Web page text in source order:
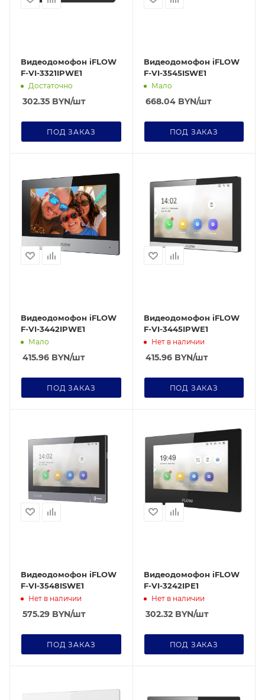
Видеодомофон iFLOW
F-VI-3321IPWE1
Достаточно
302.35 BYN/шт
ПОД ЗАКАЗ
Видеодомофон iFLOW
F-VI-3545ISWE1
Мало
668.04BYN/шт
ПОД ЗАКАЗ
Видеодомофон iFLOW
F-VI-3442IPWE1
Мало
415.96 BYN/шт
ПОД ЗАКАЗ
Видеодомофон iFLOW
F-VI-3445IPWE1
Нет в наличии
415.96BYN/шт
ПОД ЗАКАЗ
Видеодомофон iFLOW
F-VI-3548ISWE1
Нет в наличии
575.29 BYN/шт
ПОД ЗАКАЗ
Видеодомофон iFLOW
F-VI-3242IPE1
Нет в наличии
302.32BYN/шт
ПОД ЗАКАЗ